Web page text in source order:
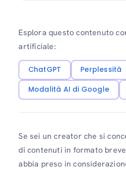
Esplora questo contenuto
artificiale:
ChatGPT Perplessità
Modalità AI di Google
Se sei un creator che si
di contenuti in formato
abbia preso in